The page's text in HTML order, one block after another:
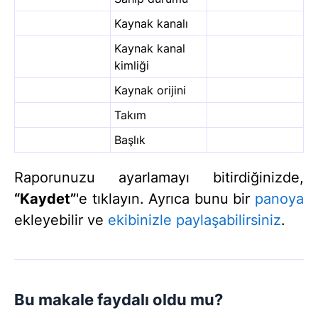
Kaynak kanalı
Kaynak kanal
kimliği
Kaynak orijini
Takım
Başlık
Raporunuzu ayarlamayı bitirdiğinizde,
“Kaydet”'e tıklayın. Ayrıca bunu bir panoya
ekleyebilir ve ekibinizle paylaşabilirsiniz.
Bu makale faydalı oldu mu?